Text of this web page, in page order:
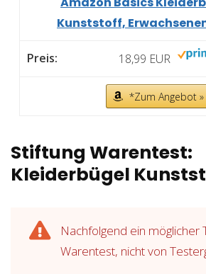
Kunststoff,
18,99 EUR
*Zum Angebot »
Stiftung Warentest:
Kleiderbügel
Nachfolgend ein möglicher
Warentest, nicht von